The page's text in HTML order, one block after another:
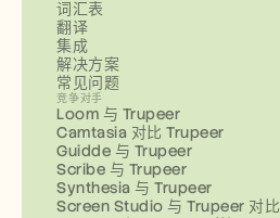
词汇表
翻译
集成
解决方案
常见问题
竞争对手
Loom 与 Trupeer
Camtasia 对比 Trupeer
Guidde 与 Trupeer
Scribe 与 Trupeer
Synthesia 与 Trupeer
Screen Studio 与 Trupeer 对比